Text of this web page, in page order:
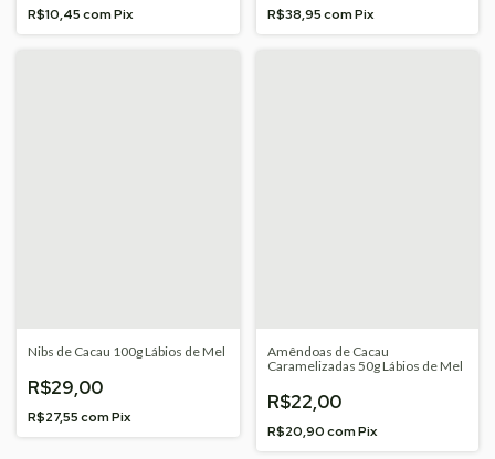
R$10,45comPix R$38,95comPix
Nibs de Cacau 100g Lábios de Mel
R$29,00
R$27,55comPix
Amêndoas de Cacau
Caramelizadas 50g Lábios de Mel
R$22,00
R$20,90comPix